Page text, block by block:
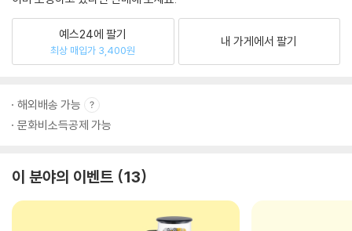
예스24에 팔기
최상 매입가 3,400원
내 가게에서 팔기
해외배송 가능
문화비소득공제 가능
이 분야의 이벤트 13